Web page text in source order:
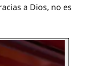
a Dios, no es